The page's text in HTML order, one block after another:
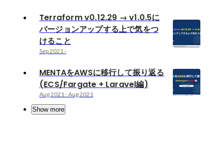
Terraform v0.12.29 → v1.0.5に
バージョンアップする上で気をつ
けること
Sep 2021-
MENTAをAWSに移行して振り返る
(ECS/Fargate + Laravel編)
Aug 2021-Aug 2021
Show more